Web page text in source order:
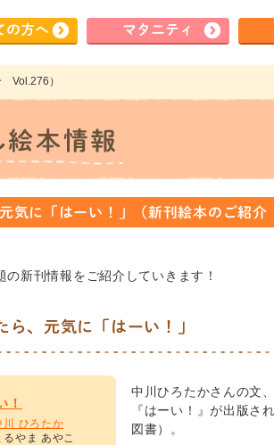
の方へ マタ ニティ
Vol.276）
気に「はーい！」（新刊絵本のご紹
新刊情報をご紹介していきます！
ら、元気に「はーい！」
！
川 ひろたか
るやま あやこ
中川ひろたかさんの文
『はーい！』が出版さ
図書）。